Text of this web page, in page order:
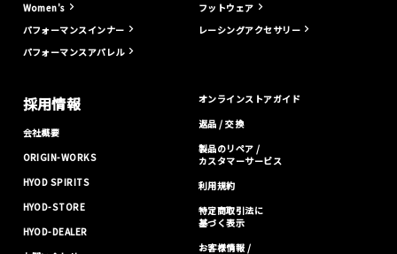
Women's
パフォーマンスインナー
パフォーマンスアパレル
フットウェア
レーシングアクセサリー
採用情報
会社概要
ORIGIN-WORKS
HYOD SPIRITS
HYOD-STORE
HYOD-DEALER
オンラインストアガイド
返品 / 交換
製品のリペア /
カスタマーサービス
利用規約
特定商取引法に
基づく表示
お客様情報 /